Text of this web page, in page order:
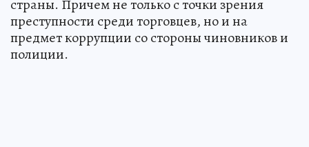
страны. Причем не только с точки зрения
преступности среди торговцев, но и на
предмет коррупции со стороны чиновников и
полиции.